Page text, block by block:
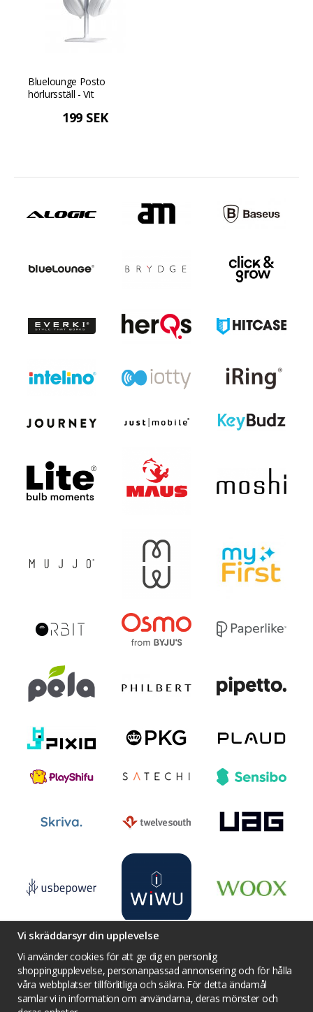
Bluelounge Posto
hörlursställ - Vit
199 SEK
Villkor Kontakta oss
Facebook
Vi skräddarsyr din upplevelse
Vi använder cookies för att ge dig en personlig
shoppingupplevelse, personanpassad annonsering och för hålla
våra webbplatser tillförlitliga och säkra. För detta ändamål
samlar vi in information om användarna, deras mönster och